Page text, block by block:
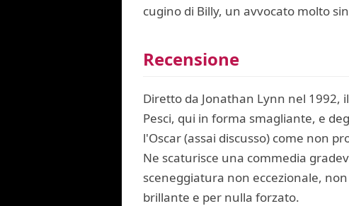
cugino di Billy, un avvocato molto
Recensione
Diretto da Jonathan Lynn nel 1992,
Pesci, qui in forma smagliante, e
l'Oscar (assai discusso) come non
Ne scaturisce una commedia
sceneggiatura non eccezionale,
brillante e per nulla forzato.